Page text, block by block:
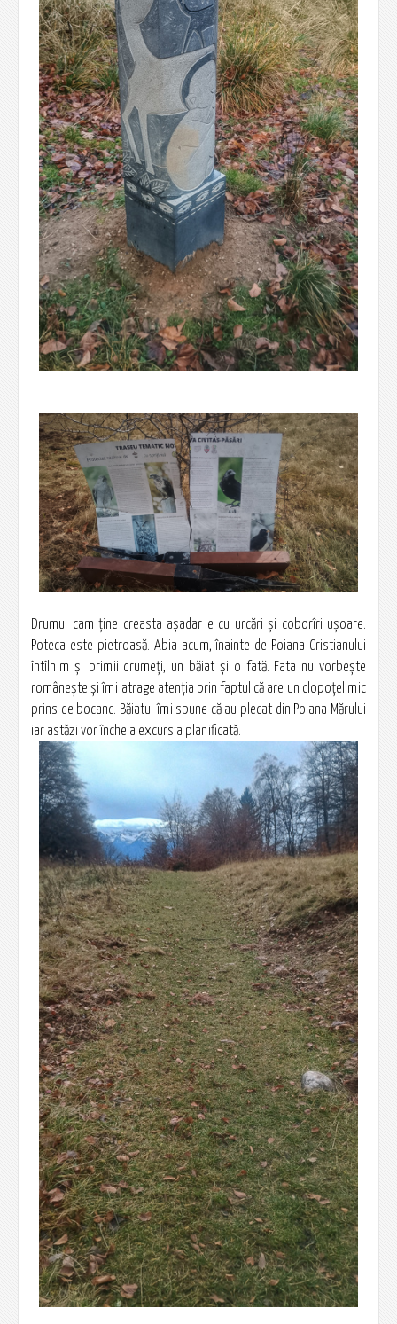
Drumul cam ține creasta așadar e cu urcări și coborîri ușoare.
Poteca este pietroasă. Abia acum, înainte de Poiana Cristianului
întîlnim și primii drumeți, un băiat și o fată. Fata nu vorbește
românește și îmi atrage atenția prin faptul că are un clopoțel mic
prins de bocanc. Băiatul îmi spune că au plecat din Poiana Mărului
iar astăzi vor încheia excursia planificată.